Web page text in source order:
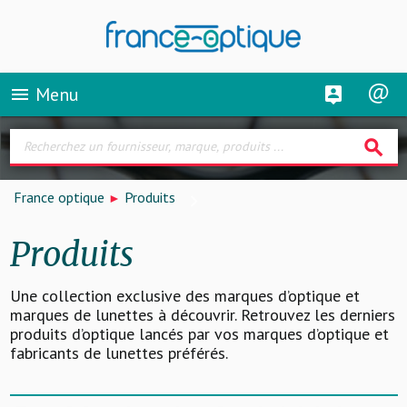
menu Menu
search
France optique Produits
Produits
Une collection exclusive des marques d’optique et
marques de lunettes à découvrir. Retrouvez les derniers
produits d’optique lancés par vos marques d’optique et
fabricants de lunettes préférés.